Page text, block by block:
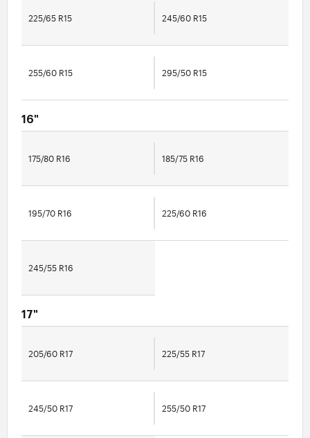
225/65 R15 245/60 R15
255/60 R15 295/50 R15
16"
175/80 R16 185/75 R16
195/70 R16 225/60 R16
245/55 R16
17"
205/60 R17 225/55 R17
245/50 R17 255/50 R17